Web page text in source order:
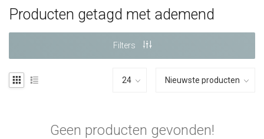
Producten getagd met ademend
Filters
Geen producten gevonden!